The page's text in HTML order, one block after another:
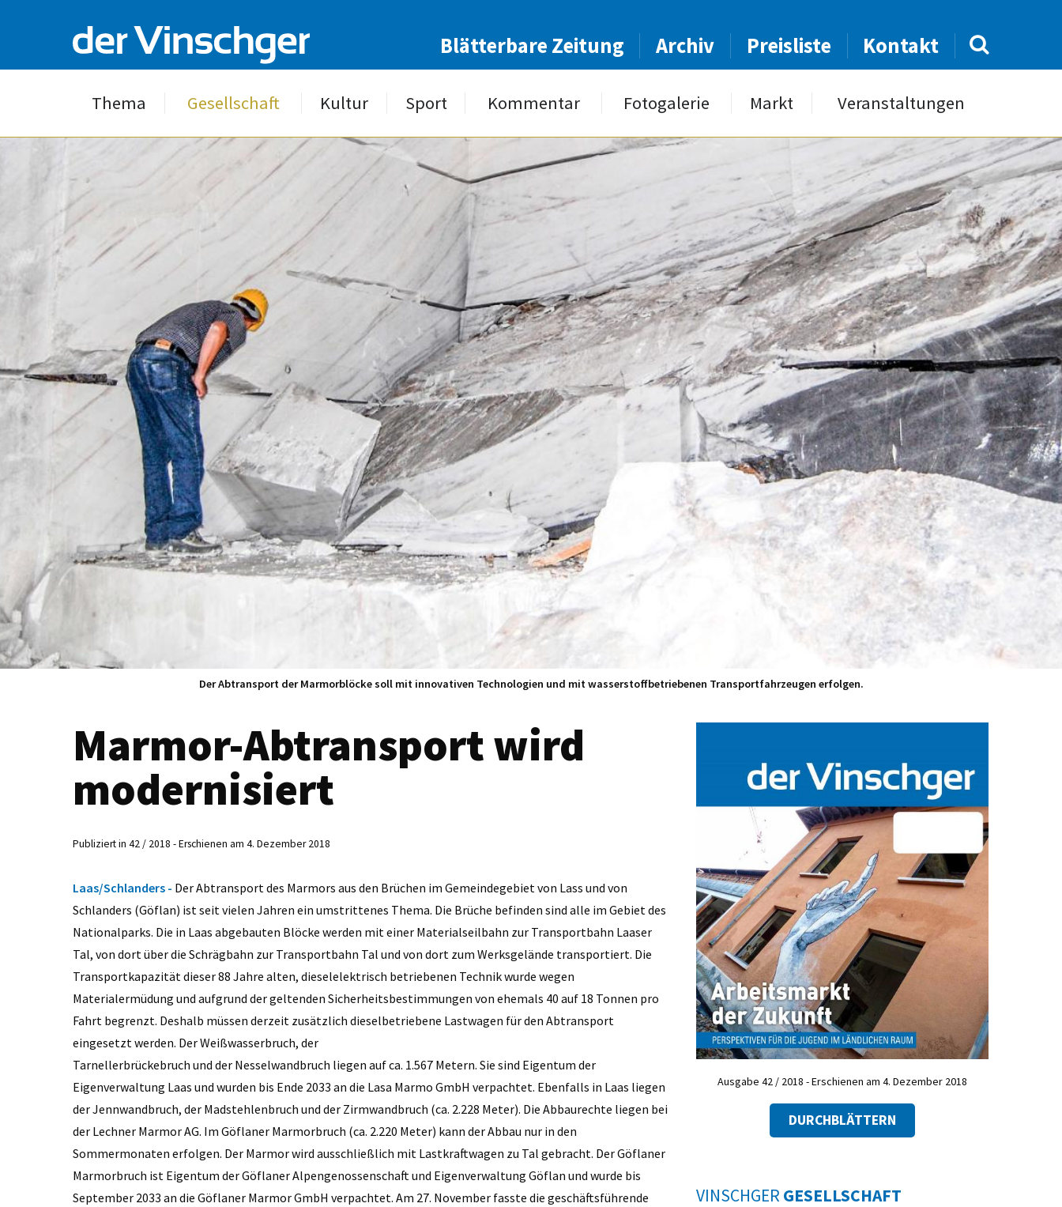
Blätterbare Zeitung Archiv Preisliste Kontakt
Thema Gesellschaft Kultur Sport Kommentar Fotogalerie Markt Veranstaltungen
Der Abtransport der Marmorblöcke soll mit innovativen Technologien und mit wasserstoffbetriebenen Transportfahrzeugen erfolgen.
Marmor-Abtransport wird
modernisiert
Publiziert in 42 / 2018 - Erschienen am 4. Dezember 2018
Laas/Schlanders - Der Abtransport des Marmors aus den Brüchen im Gemeindegebiet von Lass und von
Schlanders (Göflan) ist seit vielen Jahren ein umstrittenes Thema. Die Brüche befinden sind alle im Gebiet des
Nationalparks. Die in Laas abgebauten Blöcke werden mit einer Materialseilbahn zur Transportbahn Laaser
Tal, von dort über die Schrägbahn zur Transportbahn Tal und von dort zum Werksgelände transportiert. Die
Transportkapazität dieser 88 Jahre alten, dieselelektrisch betriebenen Technik wurde wegen
Materialermüdung und aufgrund der geltenden Sicherheitsbestimmungen von ehemals 40 auf 18 Tonnen pro
Fahrt begrenzt. Deshalb müssen derzeit zusätzlich dieselbetriebene Lastwagen für den Abtransport
eingesetzt werden. Der Weißwasserbruch, der
Tarnellerbrückebruch und der Nesselwandbruch liegen auf ca. 1.567 Metern. Sie sind Eigentum der
Eigenverwaltung Laas und wurden bis Ende 2033 an die Lasa Marmo GmbH verpachtet. Ebenfalls in Laas liegen
der Jennwandbruch, der Madstehlenbruch und der Zirmwandbruch (ca. 2.228 Meter). Die Abbaurechte liegen bei
der Lechner Marmor AG. Im Göflaner Marmorbruch (ca. 2.220 Meter) kann der Abbau nur in den
Sommermonaten erfolgen. Der Marmor wird ausschließlich mit Lastkraftwagen zu Tal gebracht. Der Göflaner
Marmorbruch ist Eigentum der Göflaner Alpengenossenschaft und Eigenverwaltung Göflan und wurde bis
September 2033 an die Göflaner Marmor GmbH verpachtet. Am 27. November fasste die geschäftsführende
Ausgabe 42 / 2018 - Erschienen am 4. Dezember 2018
DURCHBLÄTTERN
VINSCHGER GESELLSCHAFT